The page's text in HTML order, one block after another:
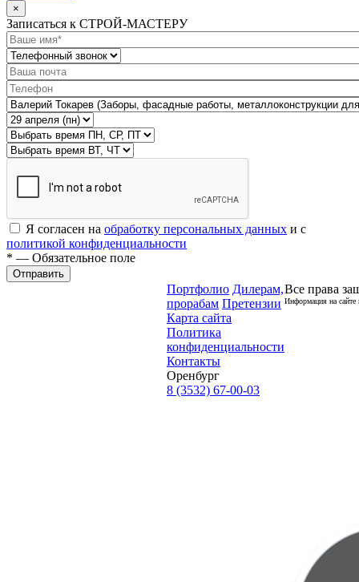
×
Записаться к СТРОЙ-МАСТЕРУ
Я согласен на обработку персональных данных и с
политикой конфиденциальности
* — Обязательное поле
Отправить
Портфолио Дилерам,
прорабам Претензии
Карта сайта
Политика
конфиденциальности
Контакты
Оренбург
8 (3532) 67-00-03
Все права
Информация на сайте